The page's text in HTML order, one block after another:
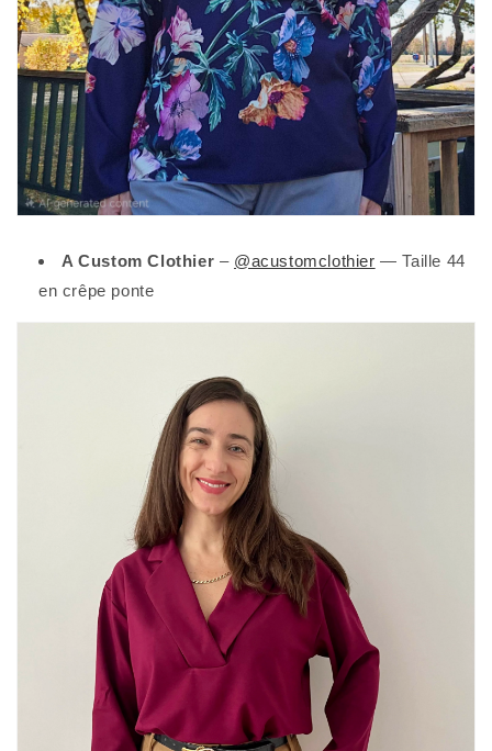
A Custom Clothier – @acustomclothier — Taille 44
en crêpe ponte